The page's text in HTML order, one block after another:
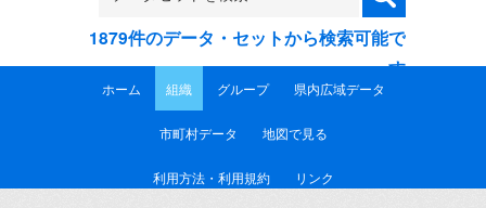
1879件のデータ・セットから検索可能で
す
ホーム 組織 グループ 県内広域データ
市町村データ 地図で見る
利用方法・利用規約 リンク